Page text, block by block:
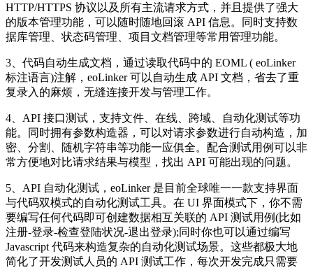
HTTP/HTTPS 协议以及所有主流请求方式，并且提供了强大
的版本管理功能，可以随时随地回滚 API 信息。同时支持数
据库管理、状态码管理、项目文档管理等常用管理功能。
3、代码自动生成文档，通过读取代码中的 EOML ( eoLinker
标注语言)注解，eoLinker 可以自动生成 API 文档，省去了重
复录入的麻烦，无缝连接开发与管理工作。
4、API 接口测试，支持文件、在线、跨域、自动化测试等功
能。同时拥有参数构造器，可以对请求参数进行自动构造，加
密、分割、随机字符串等功能一应俱全。配合测试用例可以非
常方便地对比请求结果与模型，找出 API 可能出现的问题。
5、API 自动化测试，eoLinker 是目前全球唯一一款支持界面
与代码双模式的自动化测试工具。在 UI 界面模式下，你不需
要编写任何代码即可创建数据相互关联的 API 测试用例(比如
注册-登录-检查登陆状况-退出登录);同时你也可以通过编写
Javascript 代码来构造复杂的自动化测试场景。这些都极大地
简化了开发测试人员的 API 测试工作，每次开发完成只需要